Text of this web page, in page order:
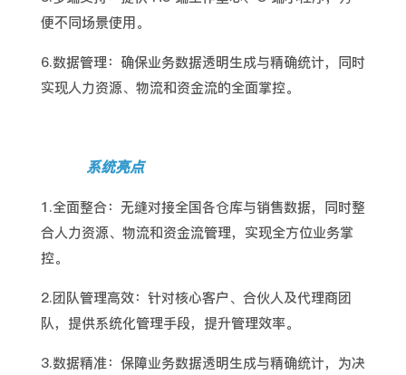
便不同场景使用。
6.数据管理：确保业务数据透明生成与精确统计，同时
实现人力资源、物流和资金流的全面掌控。
系统亮点
1.全面整合：无缝对接全国各仓库与销售数据，同时整
合人力资源、物流和资金流管理，实现全方位业务掌
控。
2.团队管理高效：针对核心客户、合伙人及代理商团
队，提供系统化管理手段，提升管理效率。
3.数据精准：保障业务数据透明生成与精确统计，为决